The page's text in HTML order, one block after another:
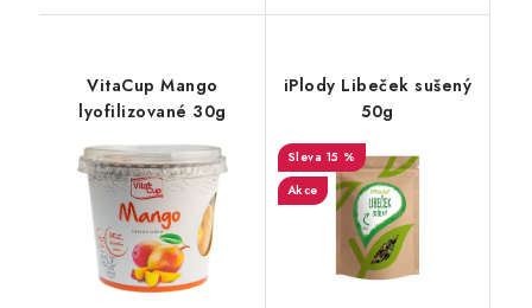
VitaCup Mango
lyofilizované 30g
iPlody Libeček sušený
50g
15 %
Akce